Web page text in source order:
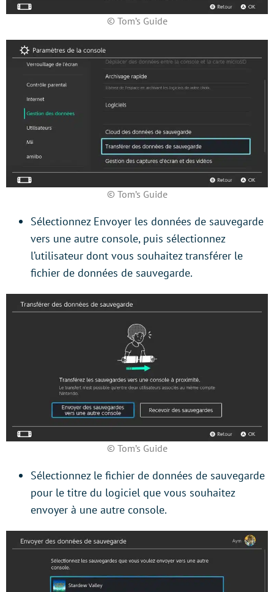
© Tom’s Guide
© Tom’s Guide
Sélectionnez Envoyer les données de sauvegarde
vers une autre console, puis sélectionnez
l’utilisateur dont vous souhaitez transférer le
fichier de données de sauvegarde.
© Tom’s Guide
Sélectionnez le fichier de données de sauvegarde
pour le titre du logiciel que vous souhaitez
envoyer à une autre console.